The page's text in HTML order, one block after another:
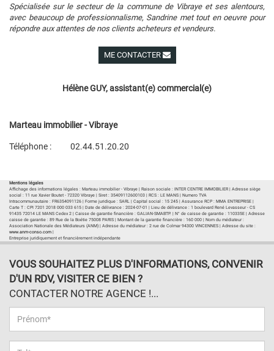
Spécialisée sur le secteur de la commune de Vibraye et ses alentours,
avec beaucoup de professionnalisme, Sandrine met tout en oeuvre pour
répondre aux attentes de nos clients acheteurs et vendeurs.
ME CONTACTER
Hélène GUY, assistant(e) commercial(e)
Marteau immobilier - Vibraye
Téléphone :
02.44.51.20.20
Mentions légales
Affichage des informations légales : Marteau immobilier - Vibraye | Raison sociale : INTER CENTRE IMMOBILIER | Adresse siège
social : 11 rue Xavier Boutet - 72320 Vibraye | Siret : 35409112600103 | RCS : LE MANS | Numero TVA
Intracommunautaire : FR6354091126 | Forme juridique : SARL | Capital social : 15 245 | Assurance RCP : MMA ENTREPRISE |
Carte T : CPI 7201 2018 000 033 615 | Date de délivrance : 2024-07-01 | Lieu de délivrance : 1 boulevard René Levasseur - CS
91435 72014 LE MANS Cedex 2 | Caisse de garantie financière : GALIAN-SMABTP. | N° de caisse de garantie : 110335E | Adresse
caisse de garantie : 89 Rue de la Boétie 75008 PARIS | Montant de la garantie financière : 160 000 | Nom du médiateur :
Association Nationale des Médiateurs (ANM) | Adresse du médiateur : 2 rue de Colmar 94300 VINCENNES | Adresse du site :
www.anm-conso.com
Entreprise juridiquement et financièrement indépendante
VOUS SOUHAITEZ PLUS D'INFORMATIONS, CONVENIR
D'UN RDV, VISITER CE BIEN ?
CONTACTER NOTRE AGENCE !...